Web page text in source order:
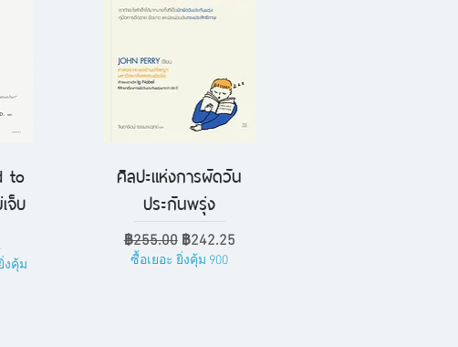
to
จ็บ
งคุ้ม
ดูข้อมูลด่วน
ศิลปะแห่งการผัดวัน
ประกันพรุ่ง
ราคาปกติ
฿255.00 ราคาขายลด
฿242.25
ซื้อเยอะ ยิ่งคุ้ม 900